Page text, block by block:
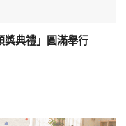
獎典禮」圓滿舉行